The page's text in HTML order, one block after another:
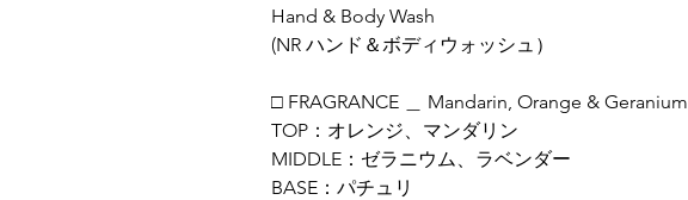
Hand & Body Wash
(NR ハンド＆ボディウォッシュ）
□ FRAGRANCE ＿ Mandarin, Orange & Geranium
TOP：オレンジ、マンダリン
MIDDLE：ゼラニウム、ラベンダー
BASE：パチュリ